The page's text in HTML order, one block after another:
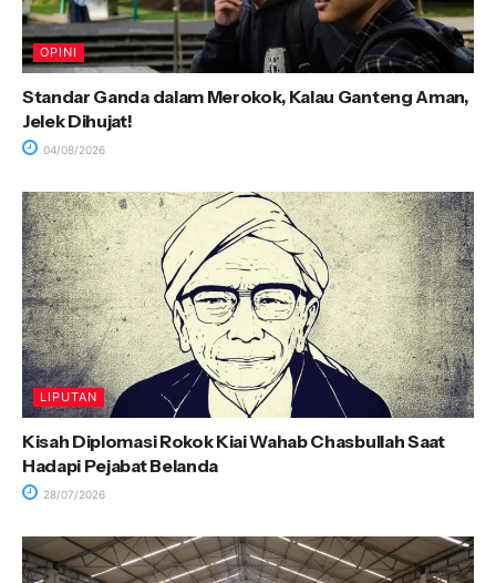
OPINI
Standar Ganda dalam Merokok, Kalau Ganteng Aman,
Jelek Dihujat!
04/08/2026
LIPUTAN
Kisah Diplomasi Rokok Kiai Wahab Chasbullah Saat
Hadapi Pejabat Belanda
28/07/2026